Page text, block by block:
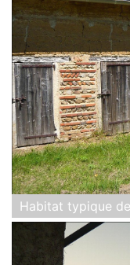
Habitat typique